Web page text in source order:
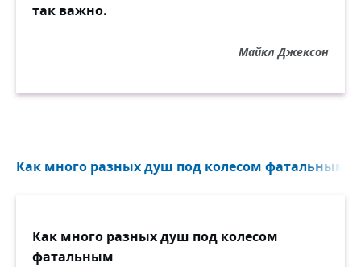
так важно.
Майкл Джексон
Как много разных душ под колесом фатальным...
Как много разных душ под колесом
фатальным